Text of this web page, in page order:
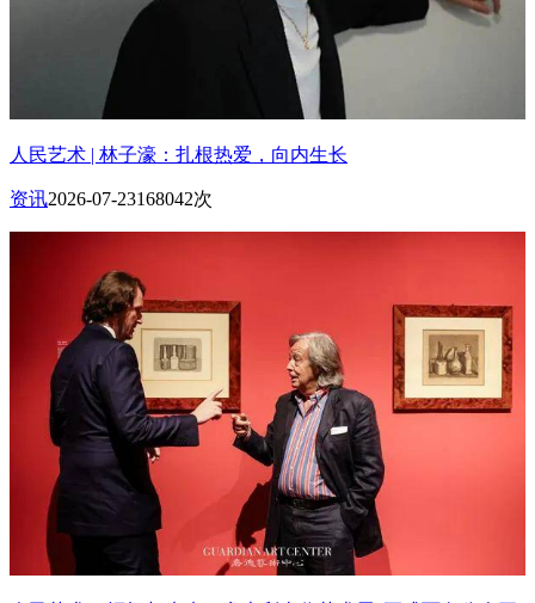
人民艺术 | 林子濠：扎根热爱，向内生长
资讯2026-07-23168042次